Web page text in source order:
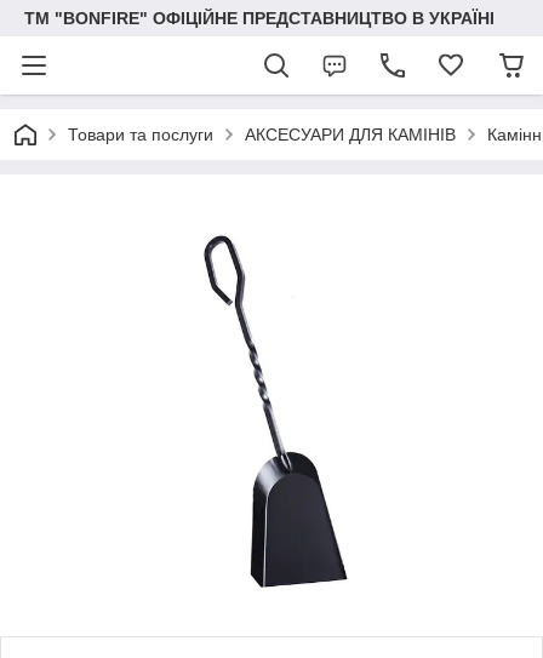
ТМ "BONFIRE" ОФІЦІЙНЕ ПРЕДСТАВНИЦТВО В УКРАЇНІ
Товари та послуги АКСЕСУАРИ ДЛЯ КАМІНІВ